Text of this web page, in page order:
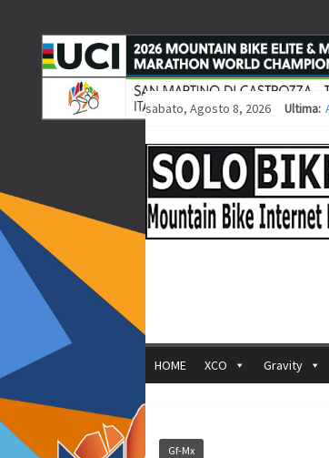
sabato, Agosto 8, 2026 Ultima:
HOME XCO Gravity
Gf-Mx